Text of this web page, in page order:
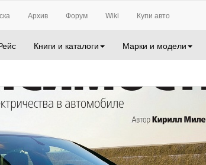
Архив Форум Wiki Купи авто
Книги и каталоги Марки и модели